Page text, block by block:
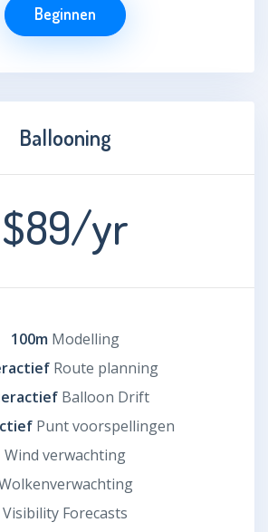
Beginnen
Ballooning
$89/yr
100m Modelling
Route planning
Balloon Drift
Punt voorspellingen
Wind verwachting
Visibility Forecasts